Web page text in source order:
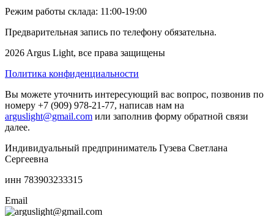
Режим работы склада: 11:00-19:00
Предварительная запись по телефону обязательна.
2026 Argus Light, все права защищены
Политика конфиденциальности
Вы можете уточнить интересующий вас вопрос, позвонив по
номеру +7 (909) 978-21-77, написав нам на
arguslight@gmail.com или заполнив форму обратной связи
далее.
Индивидуальный предприниматель Гузева Светлана
Сергеевна
инн 783903233315
Email